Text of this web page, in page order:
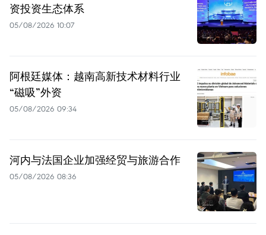
资投资生态体系
05/08/2026 10:07
阿根廷媒体：越南高新技术材料行业
“磁吸”外资
05/08/2026 09:34
河内与法国企业加强经贸与旅游合作
05/08/2026 08:36